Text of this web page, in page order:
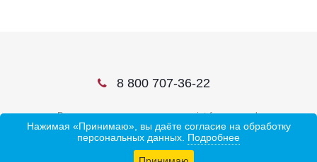
8 800 707-36-22
В соцсетях ищите нас по слову ivtrf или ивтрф
Нажимая «Принимаю», вы даёте согласие на обработку
персональных данных. Подробнее